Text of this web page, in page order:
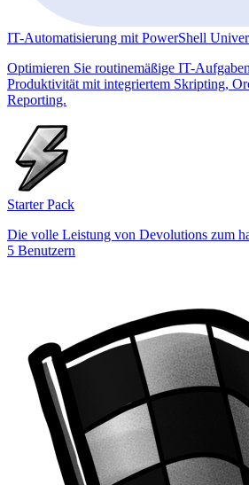
IT-Automatisierung mit PowerShell
Optimieren Sie routinemäßige IT-
Produktivität mit integriertem Skripting,
Reporting.
Starter Pack
Die volle Leistung von Devolutions zum
5 Benutzern